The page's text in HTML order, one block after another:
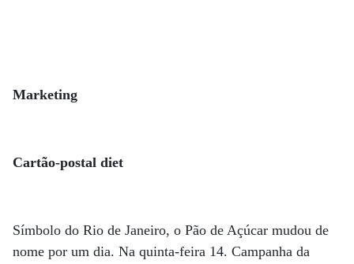
Marketing
Cartão-postal diet
Símbolo do Rio de Janeiro, o Pão de Açúcar mudou de
nome por um dia. Na quinta-feira 14. Campanha da